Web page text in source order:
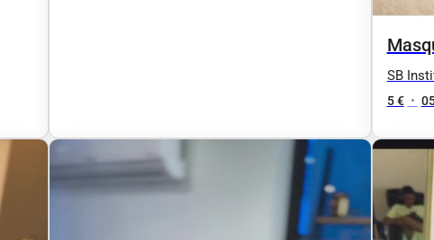
SB
5 € •